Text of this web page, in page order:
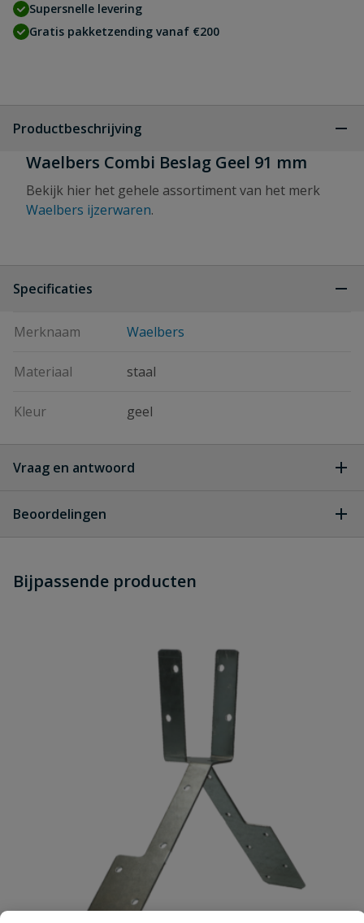
Supersnelle levering
Gratis pakketzending vanaf €200
Productbeschrijving
Waelbers Combi Beslag Geel 91 mm
Bekijk hier het gehele assortiment van het merk
Waelbers ijzerwaren.
Specificaties
Merknaam Waelbers
Materiaal staal
Kleur geel
Vraag en antwoord
dit product?
Beoordelingen
Schrijf zelf een beoordeling
Beoordeling
Bijpassende producten